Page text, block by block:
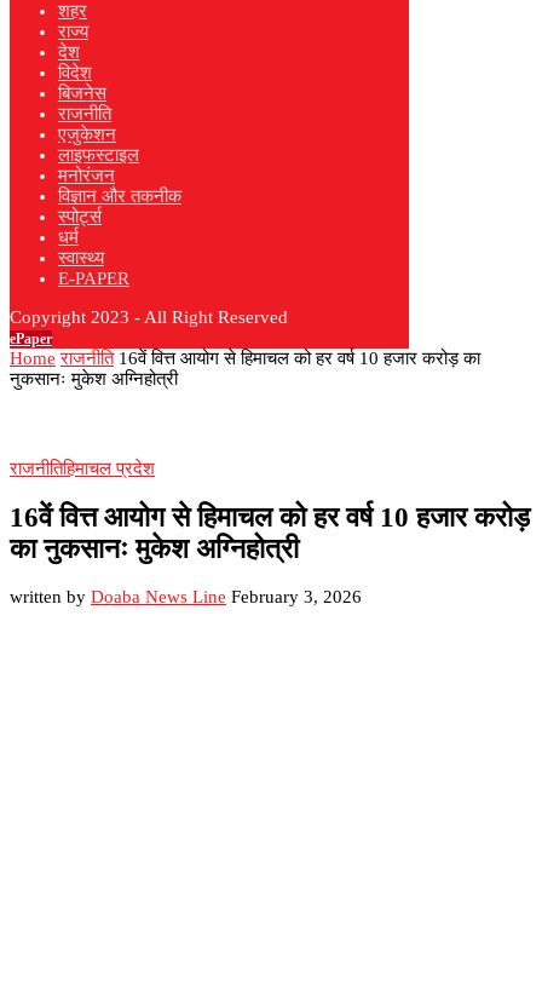
शहर
राज्य
देश
विदेश
बिजनेस
राजनीति
एजुकेशन
लाइफस्टाइल
मनोरंजन
विज्ञान और तकनीक
स्पोर्ट्स
धर्म
स्वास्थ्य
E-PAPER
Copyright 2023 - All Right Reserved
ePaper
Home राजनीति 16वें वित्त आयोग से हिमाचल को हर वर्ष 10 हजार करोड़ का
नुकसानः मुकेश अग्निहोत्री
राजनीतिहिमाचल प्रदेश
16वें वित्त आयोग से हिमाचल को हर वर्ष 10 हजार करोड़
का नुकसानः मुकेश अग्निहोत्री
written by Doaba News Line February 3, 2026